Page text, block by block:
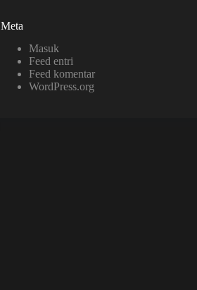
Meta
Masuk
Feed entri
Feed komentar
WordPress.org